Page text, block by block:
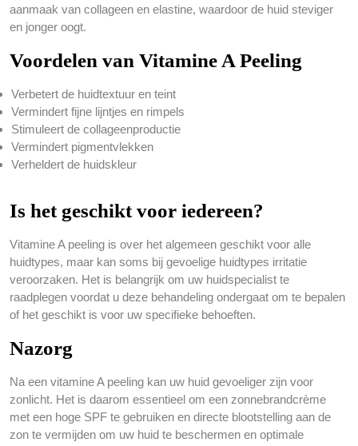
aanmaak van collageen en elastine, waardoor de huid steviger
en jonger oogt.
Voordelen van Vitamine A Peeling
Verbetert de huidtextuur en teint
Vermindert fijne lijntjes en rimpels
Stimuleert de collageenproductie
Vermindert pigmentvlekken
Verheldert de huidskleur
Is het geschikt voor iedereen?
Vitamine A peeling is over het algemeen geschikt voor alle
huidtypes, maar kan soms bij gevoelige huidtypes irritatie
veroorzaken. Het is belangrijk om uw huidspecialist te
raadplegen voordat u deze behandeling ondergaat om te bepalen
of het geschikt is voor uw specifieke behoeften.
Nazorg
Na een vitamine A peeling kan uw huid gevoeliger zijn voor
zonlicht. Het is daarom essentieel om een zonnebrandcrème
met een hoge SPF te gebruiken en directe blootstelling aan de
zon te vermijden om uw huid te beschermen en optimale